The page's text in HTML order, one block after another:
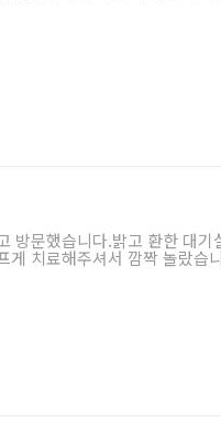
방문했습니다.밝고 환한 대
치료해주셔서 깜짝 놀랐습